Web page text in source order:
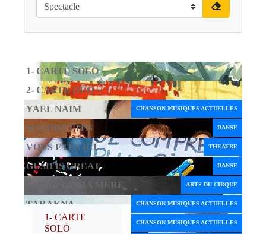
1- CARTE SOLO
2- CARTE DUO +
CHANSON MUSIQUES ACTUELLES
YAEL NAIM
DANSE
MAJORETTES
THEATRE
VOUS ETES ICI
DANSE
GUSH IS GREAT
ARTS DU CIRQUE
LA VIE DE MA MERE
CHANSON MUSIQUES ACTUELLES
TARAKNA
CHANSON MUSIQUES ACTUELLES
SOLEIL D'HIVER
1- CARTE
SOLO